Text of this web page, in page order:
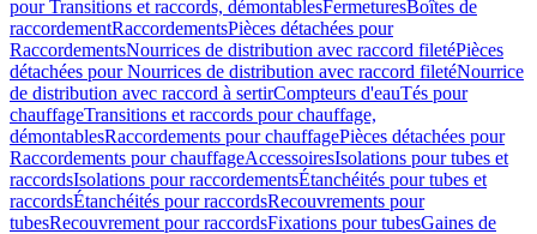
pour Transitions et raccords, démontablesFermeturesBoîtes de
raccordementRaccordementsPièces détachées pour
RaccordementsNourrices de distribution avec raccord filetéPièces
détachées pour Nourrices de distribution avec raccord filetéNourrice
de distribution avec raccord à sertirCompteurs d'eauTés pour
chauffageTransitions et raccords pour chauffage,
démontablesRaccordements pour chauffagePièces détachées pour
Raccordements pour chauffageAccessoiresIsolations pour tubes et
raccordsIsolations pour raccordementsÉtanchéités pour tubes et
raccordsÉtanchéités pour raccordsRecouvrements pour
tubesRecouvrement pour raccordsFixations pour tubesGaines de